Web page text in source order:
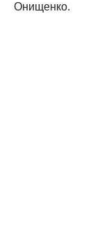
Онищенко.